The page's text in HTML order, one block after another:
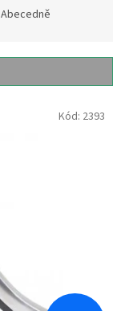
Abecedně
Kód: 2393